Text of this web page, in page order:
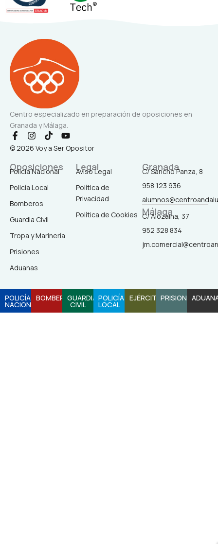
Centro especializado en preparación de oposiciones en
Granada y Málaga.
F
a
c
b
o
-
I
n
s
a
r
m
T
i
k
o
Y
o
u
© 2026 Voy a Ser Opositor
Oposiciones
Policía Nacional
Policía Local
Bomberos
Guardia Civil
Tropa y Marinería
Prisiones
Aduanas
Legal
Aviso Legal
Política de
Privacidad
Política de Cookies
Granada
C/ Sancho Panza, 8
958 123 936
Málaga
C/ Alozaina, 37
952 328 834
POLICÍA
NACIONAL
BOMBEROSGUARDIA
CIVIL
POLICÍA
LOCAL
EJÉRCITOPRISIONES